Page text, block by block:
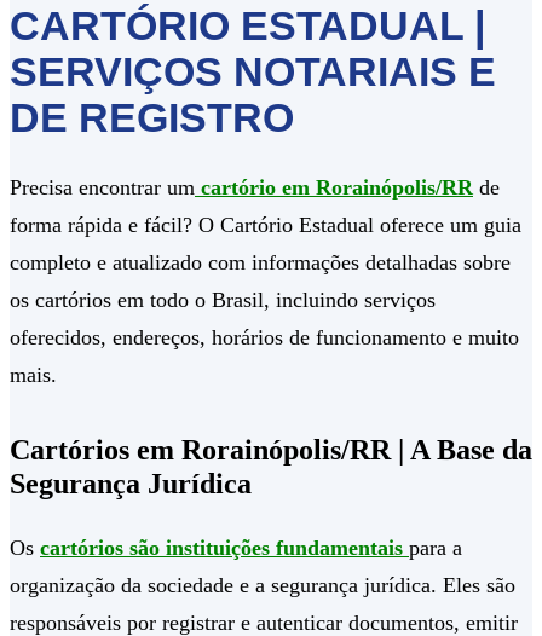
CARTÓRIO ESTADUAL |
SERVIÇOS NOTARIAIS E
DE REGISTRO
Precisa encontrar um cartório em Rorainópolis/RR de
forma rápida e fácil? O Cartório Estadual oferece um guia
completo e atualizado com informações detalhadas sobre
os cartórios em todo o Brasil, incluindo serviços
oferecidos, endereços, horários de funcionamento e muito
mais.
Cartórios em Rorainópolis/RR | A Base da
Segurança Jurídica
Os cartórios são instituições fundamentais para a
organização da sociedade e a segurança jurídica. Eles são
responsáveis por registrar e autenticar documentos, emitir